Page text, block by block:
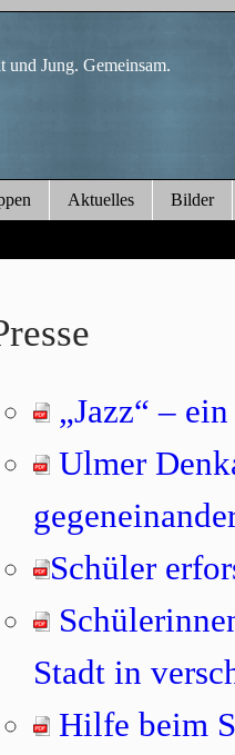
und Jung. Gemeinsam.
Aktuelles Bilder
„Jazz“ –
Ulmer
Schüler
Stadt in
Hilfe beim